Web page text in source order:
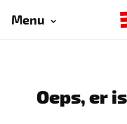
Menu
Oeps, er